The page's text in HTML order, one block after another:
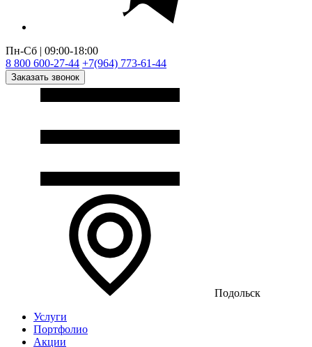
Пн-Сб | 09:00-18:00
8 800 600-27-44 +7(964) 773-61-44
Заказать звонок
Подольск
Услуги
Портфолио
Акции